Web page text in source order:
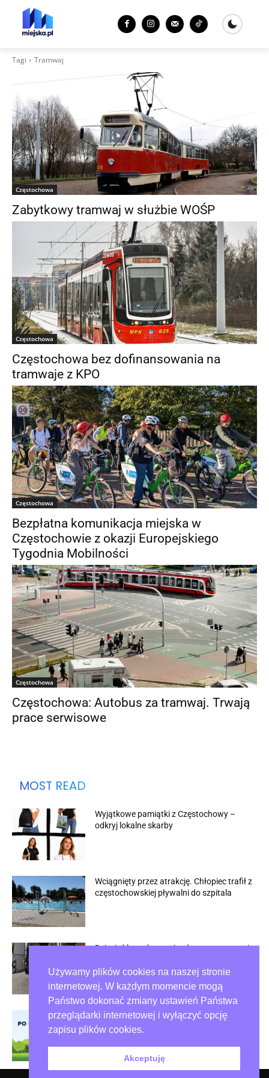
Używamy plików cookies na naszej stronie
internetowej. W każdym momencie mogą
Państwo dokonać zmiany ustawień Państwa
przeglądarki internetowej i wyłączyć opcję
zapisu plików cookies.
Akceptuję
Tagi Tramwaj
Częstochowa
Zabytkowy tramwaj w służbie WOŚP
Częstochowa
Częstochowa bez dofinansowania na
tramwaje z KPO
Częstochowa
Bezpłatna komunikacja miejska w
Częstochowie z okazji Europejskiego
Tygodnia Mobilności
Częstochowa
Częstochowa: Autobus za tramwaj. Trwają
prace serwisowe
MOST READ
Wyjątkowe pamiątki z Częstochowy –
odkryj lokalne skarby
Wciągnięty przez atrakcję. Chłopiec trafił z
częstochowskiej pływalni do szpitala
Dziesięć lat zakazu wjazdu po zatrzymaniu
Psie odchody na trawnikach wciąż
problemem w Częstochowie